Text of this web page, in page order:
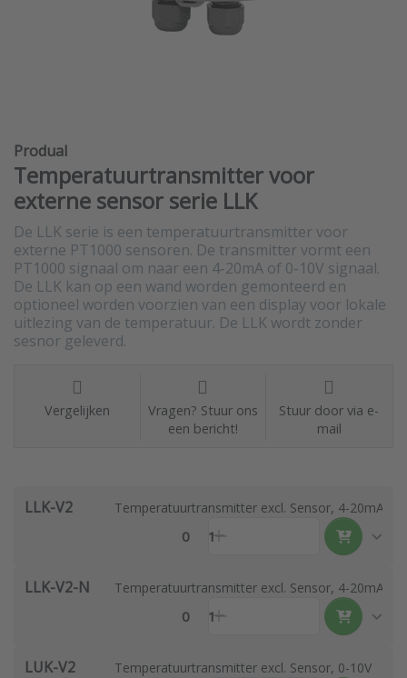
Produal
Temperatuurtransmitter voor
externe sensor serie LLK
De LLK serie is een temperatuurtransmitter voor
externe PT1000 sensoren. De transmitter vormt een
PT1000 signaal om naar een 4-20mA of 0-10V signaal.
De LLK kan op een wand worden gemonteerd en
optioneel worden voorzien van een display voor lokale
uitlezing van de temperatuur. De LLK wordt zonder
sesnor geleverd.
Vergelijken
Vragen? Stuur ons
een bericht!
Stuur door via e-
mail
LLK-V2 Temperatuurtransmitter excl. Sensor, 4-20mA
0 1
LLK-V2-N Temperatuurtransmitter excl. Sensor, 4-20mA
0 1
LUK-V2 Temperatuurtransmitter excl. Sensor, 0-10V